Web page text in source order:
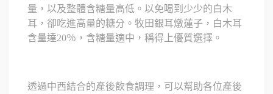
量，以及整體含糖量高低。以免喝到少少的白木
耳，卻吃進高量的糖分。牧田銀耳燉蓮子，白木耳
含量達20％，含糖量適中，稱得上優質選擇。
透過中西結合的產後飲食調理，可以幫助各位產後